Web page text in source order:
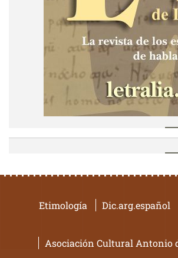
Etimología Dic.arg.español
Asociación Cultural Antonio